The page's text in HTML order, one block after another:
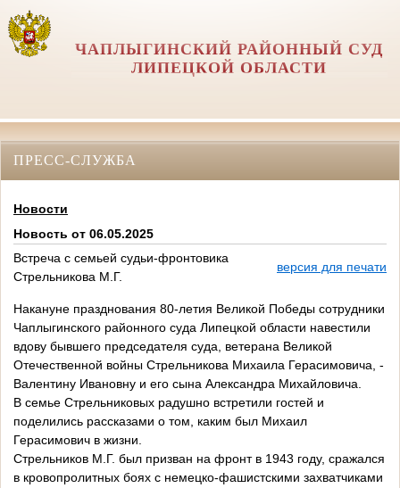
ЧАПЛЫГИНСКИЙ РАЙОННЫЙ СУД
ЛИПЕЦКОЙ ОБЛАСТИ
ПРЕСС-СЛУЖБА
Новости
Новость от 06.05.2025
Встреча с семьей судьи-фронтовика
Стрельникова М.Г.
версия для печати
Накануне празднования 80-летия Великой Победы сотрудники
Чаплыгинского районного суда Липецкой области навестили
вдову бывшего председателя суда, ветерана Великой
Отечественной войны Стрельникова Михаила Герасимовича, -
Валентину Ивановну и его сына Александра Михайловича.
В семье Стрельниковых радушно встретили гостей и
поделились рассказами о том, каким был Михаил
Герасимович в жизни.
Стрельников М.Г. был призван на фронт в 1943 году, сражался
в кровопролитных боях с немецко-фашистскими захватчиками